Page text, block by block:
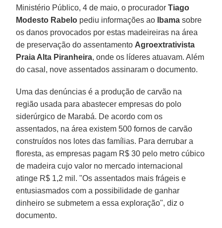
Ministério Público, 4 de maio, o procuradorTiago
Modesto Rabelo pediu informações ao Ibama sobre
os danos provocados por estas madeireiras na área
de preservação do assentamento Agroextrativista
Praia Alta Piranheira, onde os líderes atuavam. Além
do casal, nove assentados assinaram o documento.
Uma das denúncias é a produção de carvão na
região usada para abastecer empresas do polo
siderúrgico de Marabá. De acordo com os
assentados, na área existem 500 fornos de carvão
construídos nos lotes das famílias. Para derrubar a
floresta, as empresas pagam R$ 30 pelo metro cúbico
de madeira cujo valor no mercado internacional
atinge R$ 1,2 mil. "Os assentados mais frágeis e
entusiasmados com a possibilidade de ganhar
dinheiro se submetem a essa exploração", diz o
documento.